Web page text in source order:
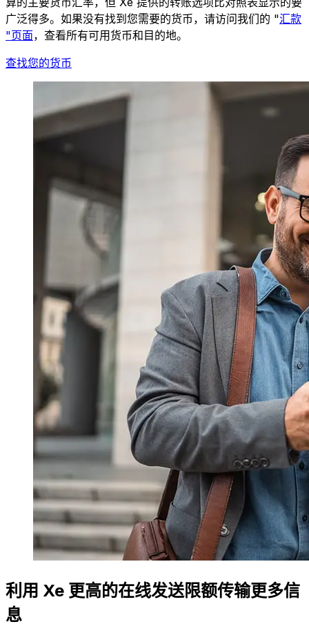
广泛得多。如果没有找到您需要的货币，请访问我们的 "汇款
"页面，查看所有可用货币和目的地。
查找您的货币
利用 Xe 更高的在线发送限额传输更多信
息